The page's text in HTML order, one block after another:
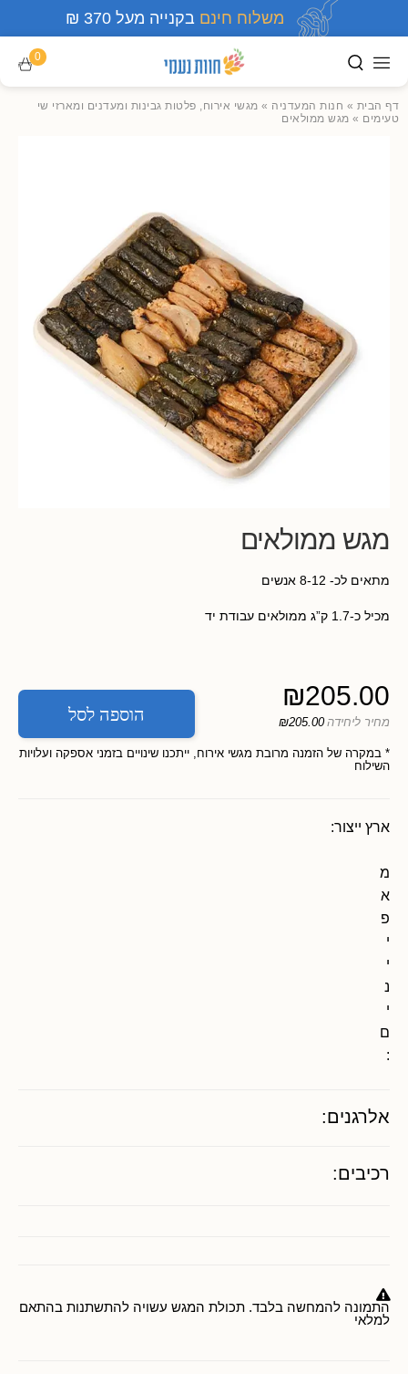
משלוח חינם בקנייה מעל 370 ₪
0
דף הבית » חנות המעדניה » מגשי אירוח, פלטות גבינות ומעדנים ומארזי שי
טעימים » מגש ממולאים
מגש ממולאים
מתאים לכ- 8-12 אנשים
מכיל כ-1.7 ק”ג ממולאים עבודת יד
₪205.00
מחיר ליחידה ₪205.00 הוספה לסל
* במקרה של הזמנה מרובת מגשי אירוח, ייתכנו שינויים בזמני אספקה ועלויות
השילוח
ארץ ייצור:
מ
א
פ
י
י
נ
י
ם
:
אלרגנים:
רכיבים:
התמונה להמחשה בלבד. תכולת המגש עשויה להתשתנות בהתאם
למלאי